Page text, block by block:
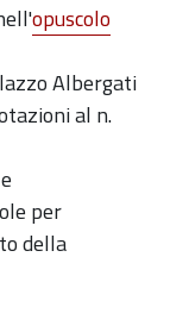
opuscolo
Albergati
al n.
per
della